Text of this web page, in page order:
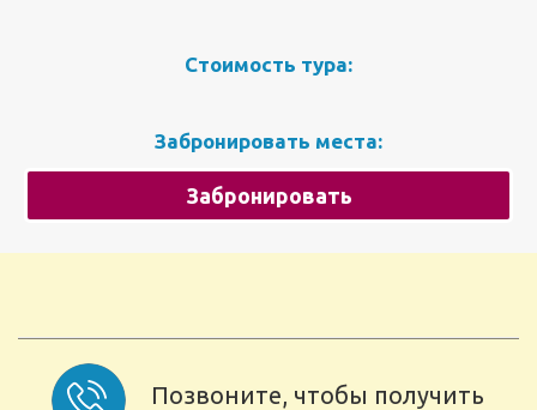
Стоимость тура:
Забронировать места:
Забронировать
Позвоните, чтобы получить